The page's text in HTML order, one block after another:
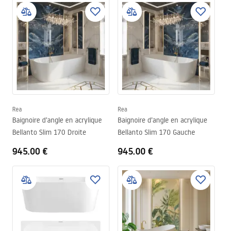
Rea
Baignoire d’angle en acrylique
Bellanto Slim 170 Droite
945.00 €
Rea
Baignoire d’angle en acrylique
Bellanto Slim 170 Gauche
945.00 €